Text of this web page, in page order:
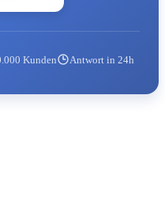
Kunden Antwort in 24h